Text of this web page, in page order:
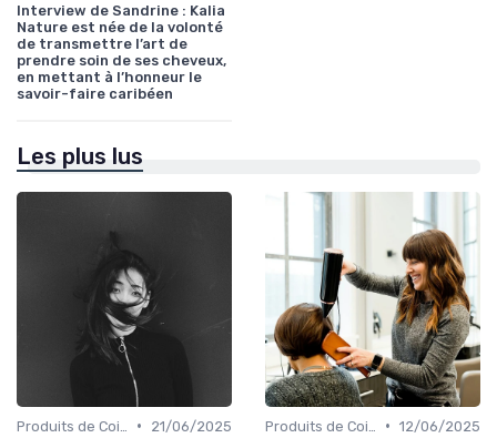
Interview de Sandrine : Kalia
Nature est née de la volonté
de transmettre l’art de
prendre soin de ses cheveux,
en mettant à l’honneur le
savoir-faire caribéen
Les plus lus
• 21/06/2025 • 12/06/2025